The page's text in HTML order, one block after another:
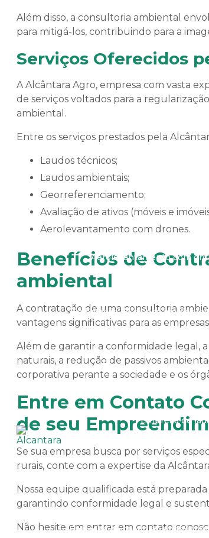
Aerolevantamento com
Elaboração de laudos
Empresa de avaliação
Empresa de
Empresa de topografia com
Além disso, a consultoria ambiental
para mitigá-los, contribuindo para a
Serviços Oferecidos
A Alcântara Agro, empresa com vasta
de serviços voltados para a
ambiental.
Entre os serviços prestados pela
Laudos técnicos;
Laudos ambientais;
Georreferenciamento;
Avaliação de ativos (móveis e
Aerolevantamento com drones.
Benefícios de
ambiental
A contratação de uma consultoria
vantagens significativas para as
Além de garantir a conformidade legal,
naturais, a redução de passivos
corporativa perante a sociedade e os
Entre em Contato
de seu
Se sua empresa busca por serviços
rurais, conte com a expertise da
Nossa equipe qualificada está
garantindo conformidade legal e
Não hesite em entrar em contato